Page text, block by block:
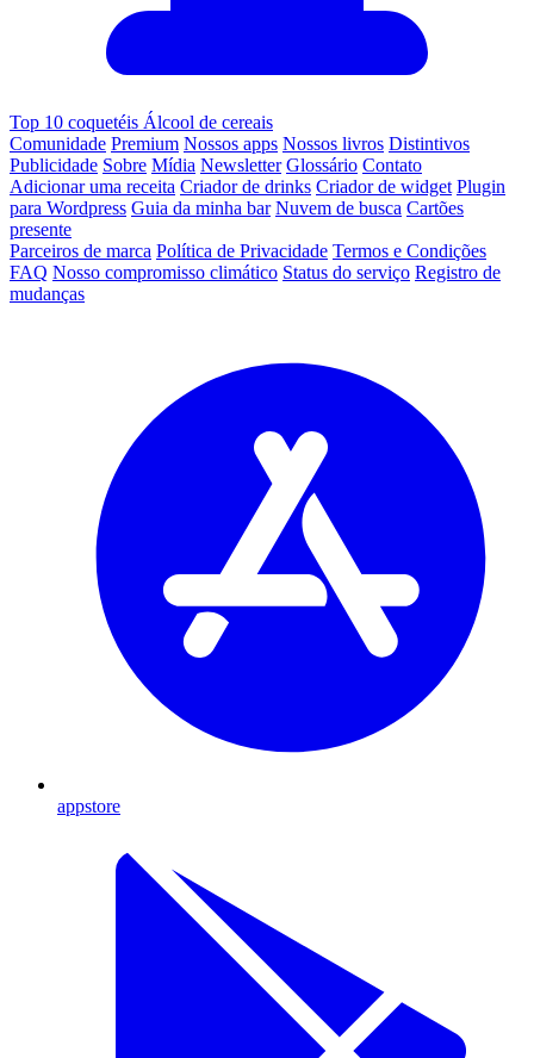
Top 10 coquetéis Álcool de cereais
Comunidade Premium Nossos apps Nossos livros Distintivos
Publicidade Sobre Mídia Newsletter Glossário Contato
Adicionar uma receita Criador de drinks Criador de widget Plugin
para Wordpress Guia da minha bar Nuvem de busca Cartões
presente
Parceiros de marca Política de Privacidade Termos e Condições
FAQ Nosso compromisso climático Status do serviço Registro de
mudanças
appstore